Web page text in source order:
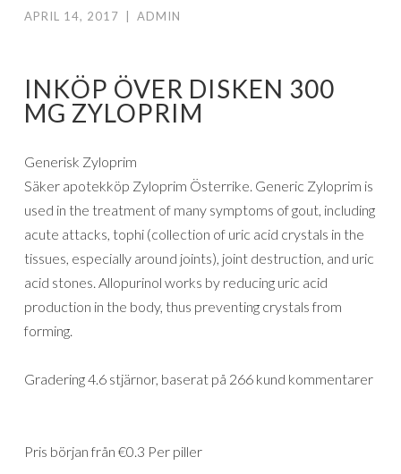
APRIL 14, 2017 ADMIN
INKÖP ÖVER DISKEN 300
MG ZYLOPRIM
Generisk Zyloprim
Säker apotekköp Zyloprim Österrike. Generic Zyloprim is
used in the treatment of many symptoms of gout, including
acute attacks, tophi (collection of uric acid crystals in the
tissues, especially around joints), joint destruction, and uric
acid stones. Allopurinol works by reducing uric acid
production in the body, thus preventing crystals from
forming.
Gradering4.6 stjärnor, baserat på 266 kund kommentarer
Pris början från €0.3 Per piller